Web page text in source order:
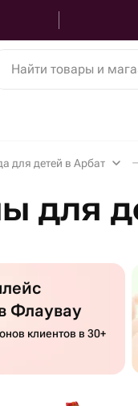
Найти товары и
для детей в Арбат
для
Флаувау
клиентов в 30+